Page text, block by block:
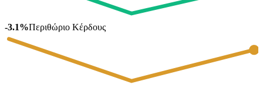
-3.1%Περιθώριο Κέρδους